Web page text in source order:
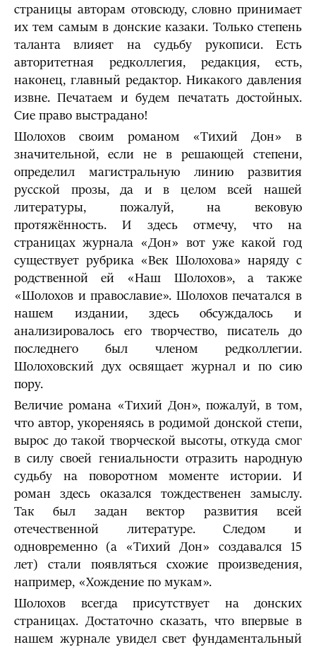
страницы авторам отовсюду, словно принимает
их тем самым в донские казаки. Только степень
таланта влияет на судьбу рукописи. Есть
авторитетная редколлегия, редакция, есть,
наконец, главный редактор. Никакого давления
извне. Печатаем и будем печатать достойных.
Сие право выстрадано!
Шолохов своим романом «Тихий Дон» в
значительной, если не в решающей степени,
определил магистральную линию развития
русской прозы, да и в целом всей нашей
литературы, пожалуй, на вековую
протяжённость. И здесь отмечу, что на
страницах журнала «Дон» вот уже какой год
существует рубрика «Век Шолохова» наряду с
родственной ей «Наш Шолохов», а также
«Шолохов и православие». Шолохов печатался в
нашем издании, здесь обсуждалось и
анализировалось его творчество, писатель до
последнего был членом редколлегии.
Шолоховский дух освящает журнал и по сию
пору.
Величие романа «Тихий Дон», пожалуй, в том,
что автор, укореняясь в родимой донской степи,
вырос до такой творческой высоты, откуда смог
в силу своей гениальности отразить народную
судьбу на поворотном моменте истории. И
роман здесь оказался тождественен замыслу.
Так был задан вектор развития всей
отечественной литературе. Следом и
одновременно (а «Тихий Дон» создавался 15
лет) стали появляться схожие произведения,
например, «Хождение по мукам».
Шолохов всегда присутствует на донских
страницах. Достаточно сказать, что впервые в
нашем журнале увидел свет фундаментальный